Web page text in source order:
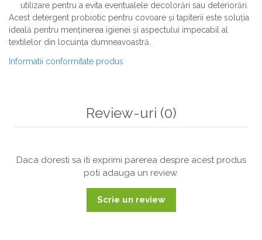
utilizare pentru a evita eventualele decolorări sau deteriorări.
Acest detergent probiotic pentru covoare și tapiterii este soluția
ideală pentru menținerea igienei și aspectului impecabil al
textilelor din locuința dumneavoastră.
Informatii conformitate produs
Review-uri (0)
Daca doresti sa iti exprimi parerea despre acest produs
poti adauga un review.
Scrie un review